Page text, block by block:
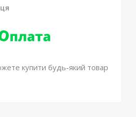
купити будь-який товар